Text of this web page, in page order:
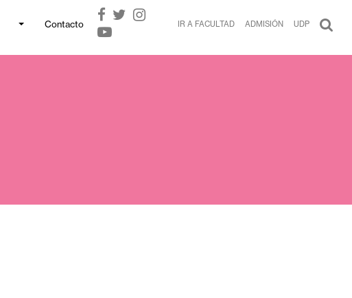
Contacto IR A FACULTAD ADMISIÓN UDP